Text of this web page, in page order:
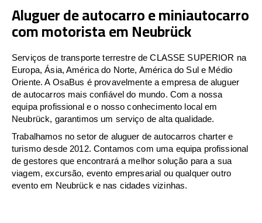
Aluguer de autocarro e miniautocarro
com motorista em Neubrück
Serviços de transporte terrestre de CLASSE SUPERIOR na
Europa, Ásia, América do Norte, América do Sul e Médio
Oriente. A OsaBus é provavelmente a empresa de aluguer
de autocarros mais confiável do mundo. Com a nossa
equipa profissional e o nosso conhecimento local em
Neubrück, garantimos um serviço de alta qualidade.
Trabalhamos no setor de aluguer de autocarros charter e
turismo desde 2012. Contamos com uma equipa profissional
de gestores que encontrará a melhor solução para a sua
viagem, excursão, evento empresarial ou qualquer outro
evento em Neubrück e nas cidades vizinhas.